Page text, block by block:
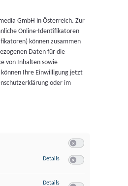
GmbH in Österreich. Zur
Online-Identifikatoren
können zusammen
Daten für die
von Inhalten sowie
Ihre Einwilligung jetzt
oder im
Details zu Speichern von oder
Details zu Verwendung reduzierter